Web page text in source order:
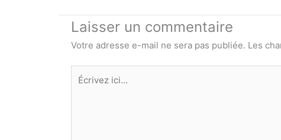
Laisser un commentaire
Votre adresse e-mail ne sera pas publiée. Les
Écrivez
ici…